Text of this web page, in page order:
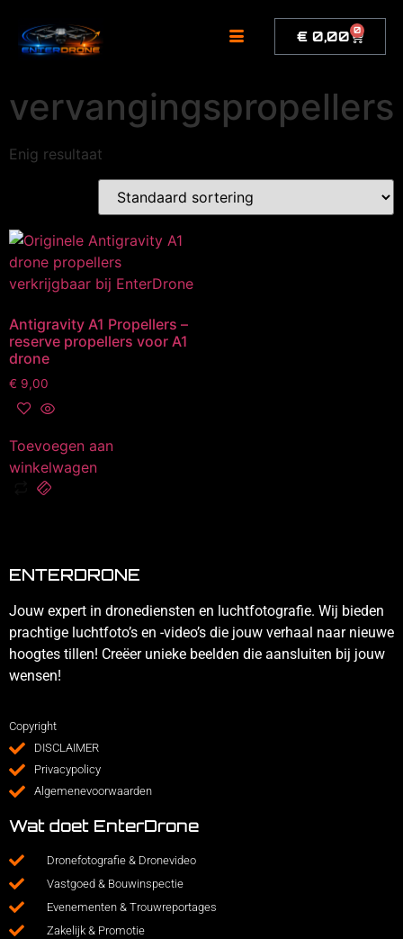
inhoud
€ 0,00 0
vervangingspropellers
Enig resultaat
Antigravity A1 Propellers –
reserve propellers voor A1
drone
€ 9,00
Toevoegen aan
winkelwagen
ENTERDRONE
Jouw expert in dronediensten en luchtfotografie. Wij bieden
prachtige luchtfoto’s en -video’s die jouw verhaal naar nieuwe
hoogtes tillen! Creëer unieke beelden die aansluiten bij jouw
wensen!
Copyright
DISCLAIMER
Privacypolicy
Algemenevoorwaarden
Wat doet EnterDrone
Dronefotografie & Dronevideo
Vastgoed & Bouwinspectie
Evenementen & Trouwreportages
Zakelijk & Promotie